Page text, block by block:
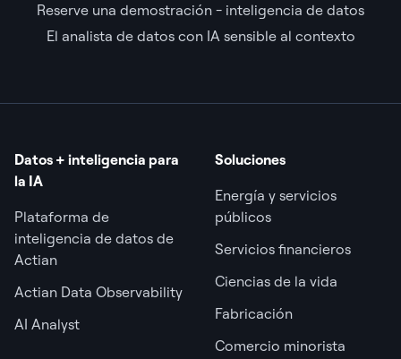
Reserve una demostración - inteligencia de datos
El analista de datos con IA sensible al contexto
Datos + inteligencia para
la IA
Plataforma de
inteligencia de datos de
Actian
Actian Data Observability
AI Analyst
Soluciones
Energía y servicios
públicos
Servicios financieros
Ciencias de la vida
Fabricación
Comercio minorista